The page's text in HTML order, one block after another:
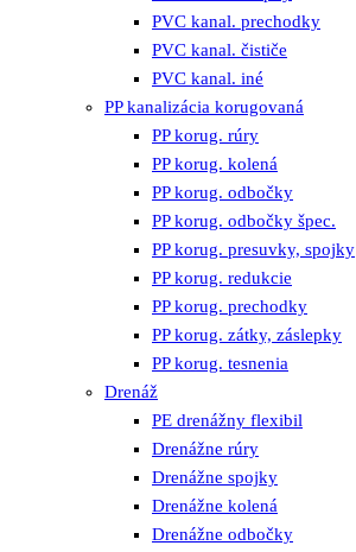
PVC kanal. prechodky
PVC kanal. čističe
PVC kanal. iné
PP kanalizácia korugovaná
PP korug. rúry
PP korug. kolená
PP korug. odbočky
PP korug. odbočky špec.
PP korug. presuvky, spojky
PP korug. redukcie
PP korug. prechodky
PP korug. zátky, záslepky
PP korug. tesnenia
Drenáž
PE drenážny flexibil
Drenážne rúry
Drenážne spojky
Drenážne kolená
Drenážne odbočky